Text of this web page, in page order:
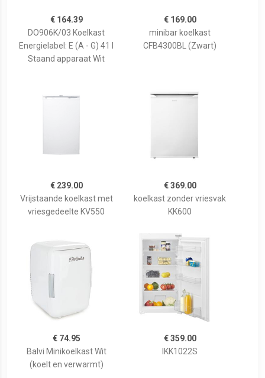
€ 164.39
DO906K/03 Koelkast
Energielabel: E (A - G) 41 l
Staand apparaat Wit
€ 169.00
minibar koelkast
CFB4300BL (Zwart)
€ 239.00
Vrijstaande koelkast met
vriesgedeelte KV550
€ 369.00
koelkast zonder vriesvak
KK600
€ 74.95
Balvi Minikoelkast Wit
(koelt en verwarmt)
€ 359.00
IKK1022S